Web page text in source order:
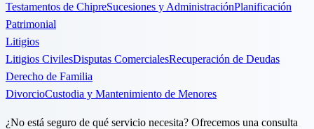
Testamentos de ChipreSucesiones y AdministraciónPlanificación
Patrimonial
Litigios
Litigios CivilesDisputas ComercialesRecuperación de Deudas
Derecho de Familia
DivorcioCustodia y Mantenimiento de Menores
¿No está seguro de qué servicio necesita? Ofrecemos una consulta